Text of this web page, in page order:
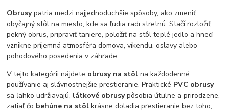
Obrusypatria medzi najjednoduchšie spôsoby, ako zmeniť
obyčajný stôl na miesto, kde sa ľudia radi stretnú. Stačí rozložiť
pekný obrus, pripraviť taniere, položiť na stôl teplé jedlo a hneď
vznikne príjemná atmosféra domova, víkendu, oslavy alebo
pohodového posedenia v záhrade.
V tejto kategórii nájdete obrusy na stôl na každodenné
používanie aj slávnostnejšie prestieranie. Praktické PVC obrusy
sa ľahko udržiavajú, látkové obrusypôsobia útulne a prirodzene,
zatiaľ čo behúne na stôl krásne doladia prestieranie bez toho,